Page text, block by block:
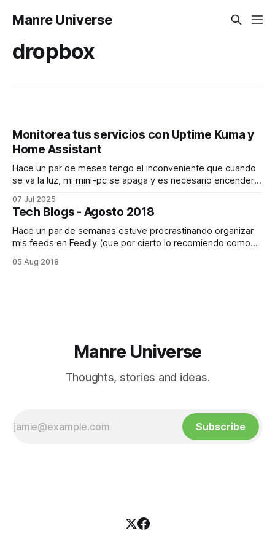
Manre Universe
dropbox
Monitorea tus servicios con Uptime Kuma y
Home Assistant
Hace un par de meses tengo el inconveniente que cuando
se va la luz, mi mini-pc se apaga y es necesario encenderlo
pendiente verificando si todo esta funcionado. O eso era lo
que debía hacer hasta ayer que configuré un par
07 Jul 2025
Tech Blogs - Agosto 2018
Hace un par de semanas estuve procrastinando organizar
mis feeds en Feedly (que por cierto lo recomiendo como
no leo y agregar una nueva sección, esta nueva sección
05 Aug 2018
Manre Universe
Thoughts, stories and ideas.
Subscribe